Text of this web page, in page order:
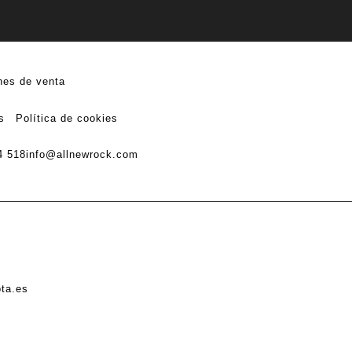
de venta
Política de cookies
518info@allnewrock.com